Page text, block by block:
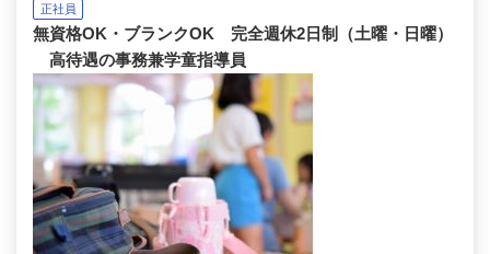
正社員
無資格OK・ブランクOK 完全週休2日制（土曜・日曜）
高待遇の事務兼学童指導員